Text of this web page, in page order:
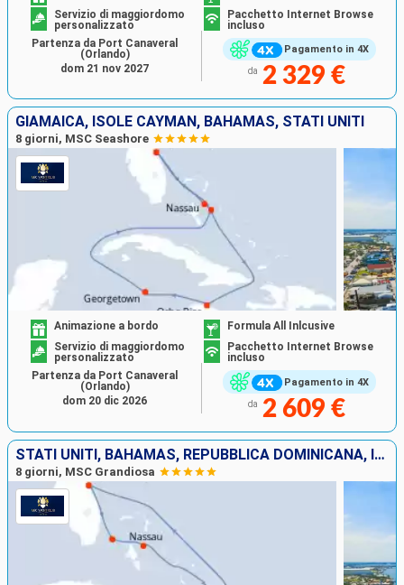
Pagamento in 4X
Servizio di maggiordomo
personalizzato
Pacchetto Internet Browse
incluso
da 2 329 €
Partenza da Port Canaveral
(Orlando)
dom 21 nov 2027
GIAMAICA, ISOLE CAYMAN, BAHAMAS, STATI UNITI
8 giorni, MSC Seashore
Pagamento in 4X
Animazione a bordo
Formula All Inlcusive
Servizio di maggiordomo
personalizzato
Pacchetto Internet Browse
incluso
da 2 609 €
Partenza da Port Canaveral
(Orlando)
dom 20 dic 2026
STATI UNITI, BAHAMAS, REPUBBLICA DOMINICANA, ISOLE TURKS E CAICOS
8 giorni, MSC Grandiosa